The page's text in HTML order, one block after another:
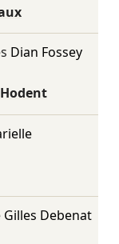
Dian Fossey
Gilles Debenat